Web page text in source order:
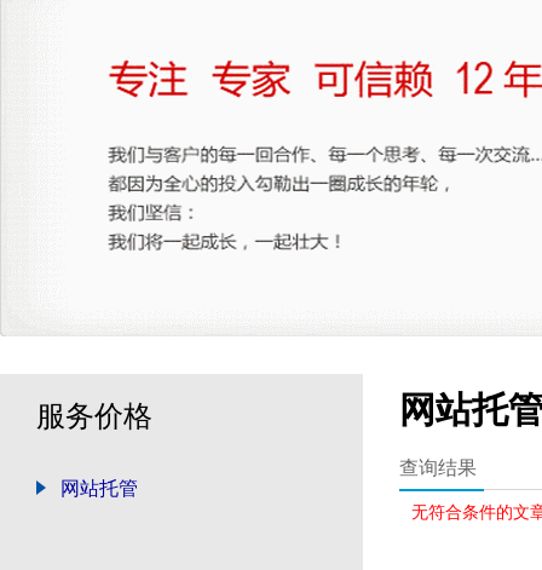
服务价格
网站托管
网站托
查询结果
无符合条件的文